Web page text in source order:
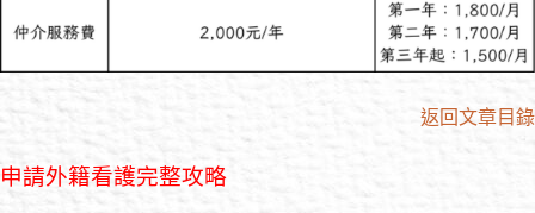
返回文章目錄
申請外籍看護完整攻略